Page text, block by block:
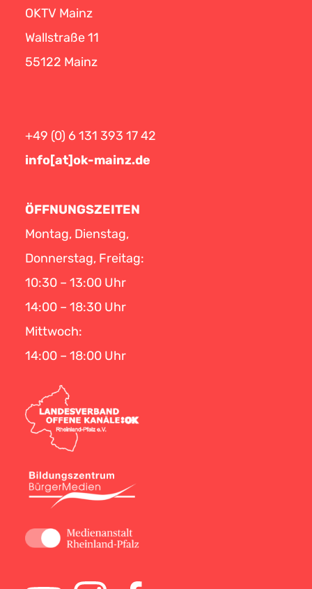
OKTV Mainz
Wallstraße 11
55122 Mainz
+49 (0) 6 131 393 17 42
info[at]ok-mainz.de
ÖFFNUNGSZEITEN
Montag, Dienstag,
Donnerstag, Freitag:
10:30 – 13:00 Uhr
14:00 – 18:30 Uhr
Mittwoch:
14:00 – 18:00 Uhr